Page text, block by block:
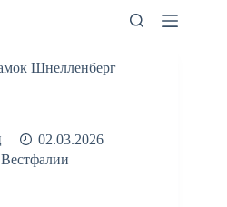
Шнелленберг
02.03.2026